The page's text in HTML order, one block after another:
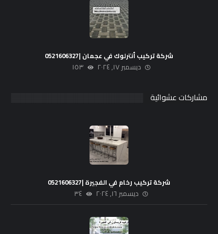
شركة تركيب أنترلوك في عجمان |0521606327
ديسمبر ١٧, ٢٠٢٤ ١٥٣
مشاركات عشوائية
شركة تركيب رخام في الفجيرة |0521606327
ديسمبر ١٦, ٢٠٢٤ ٣٤